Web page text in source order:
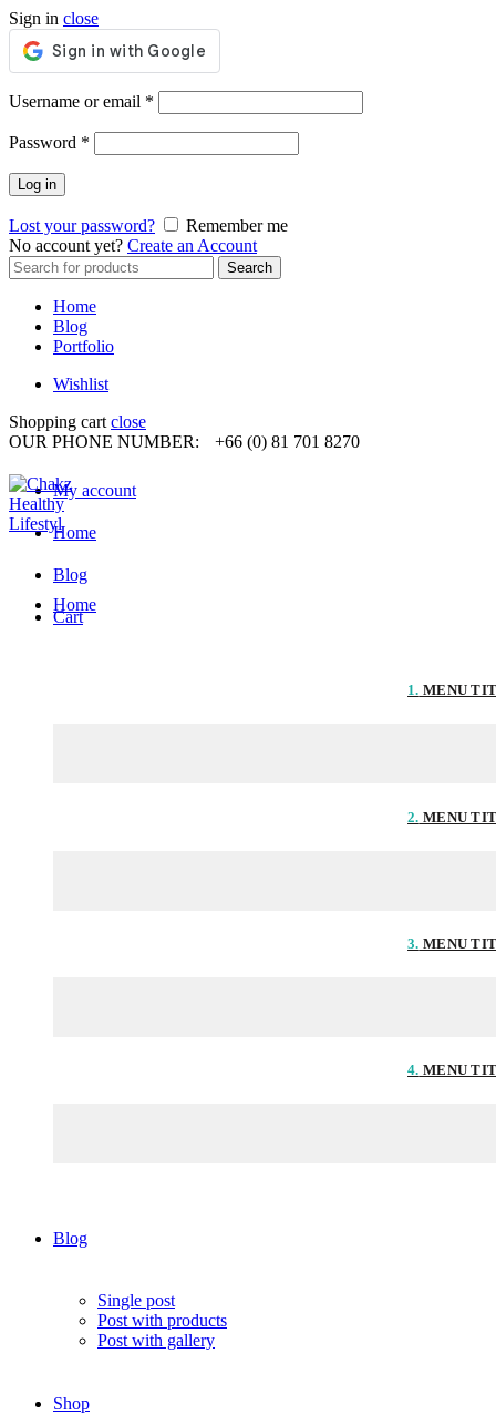
Sign in close
Username or email *
Password *
Log in
Lost your password?
Remember me
No account yet? Create an Account
Search
for:
Search
Home
Blog
Portfolio
Wishlist
Shopping cart close
OUR PHONE NUMBER:
+66 (0) 81 701 8270
My account
Home
Blog
Cart
Home
1. MENU
2. MENU
3. MENU
4. MENU
Blog
Single post
Post with products
Post with gallery
Shop